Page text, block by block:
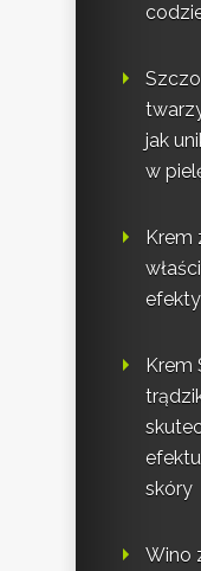
jak
w
Krem
Krem
skóry
Wino